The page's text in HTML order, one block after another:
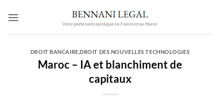
DROIT BANCAIRE ,DROIT DES NOUVELLES TECHNOLOGIES
Maroc – IA et blanchiment de
capitaux